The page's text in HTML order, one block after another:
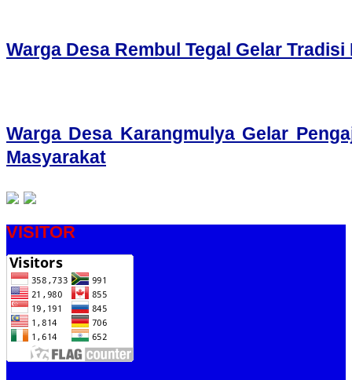
Warga Desa Rembul Tegal Gelar
Warga Desa Karangmulya Gelar
Masyarakat
VISITOR